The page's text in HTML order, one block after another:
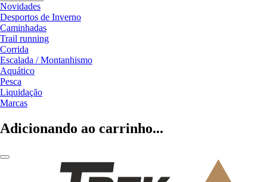
Novidades
Desportos de Inverno
Caminhadas
Trail running
Corrida
Escalada / Montanhismo
Aquático
Pesca
Liquidação
Marcas
Adicionando ao carrinho...